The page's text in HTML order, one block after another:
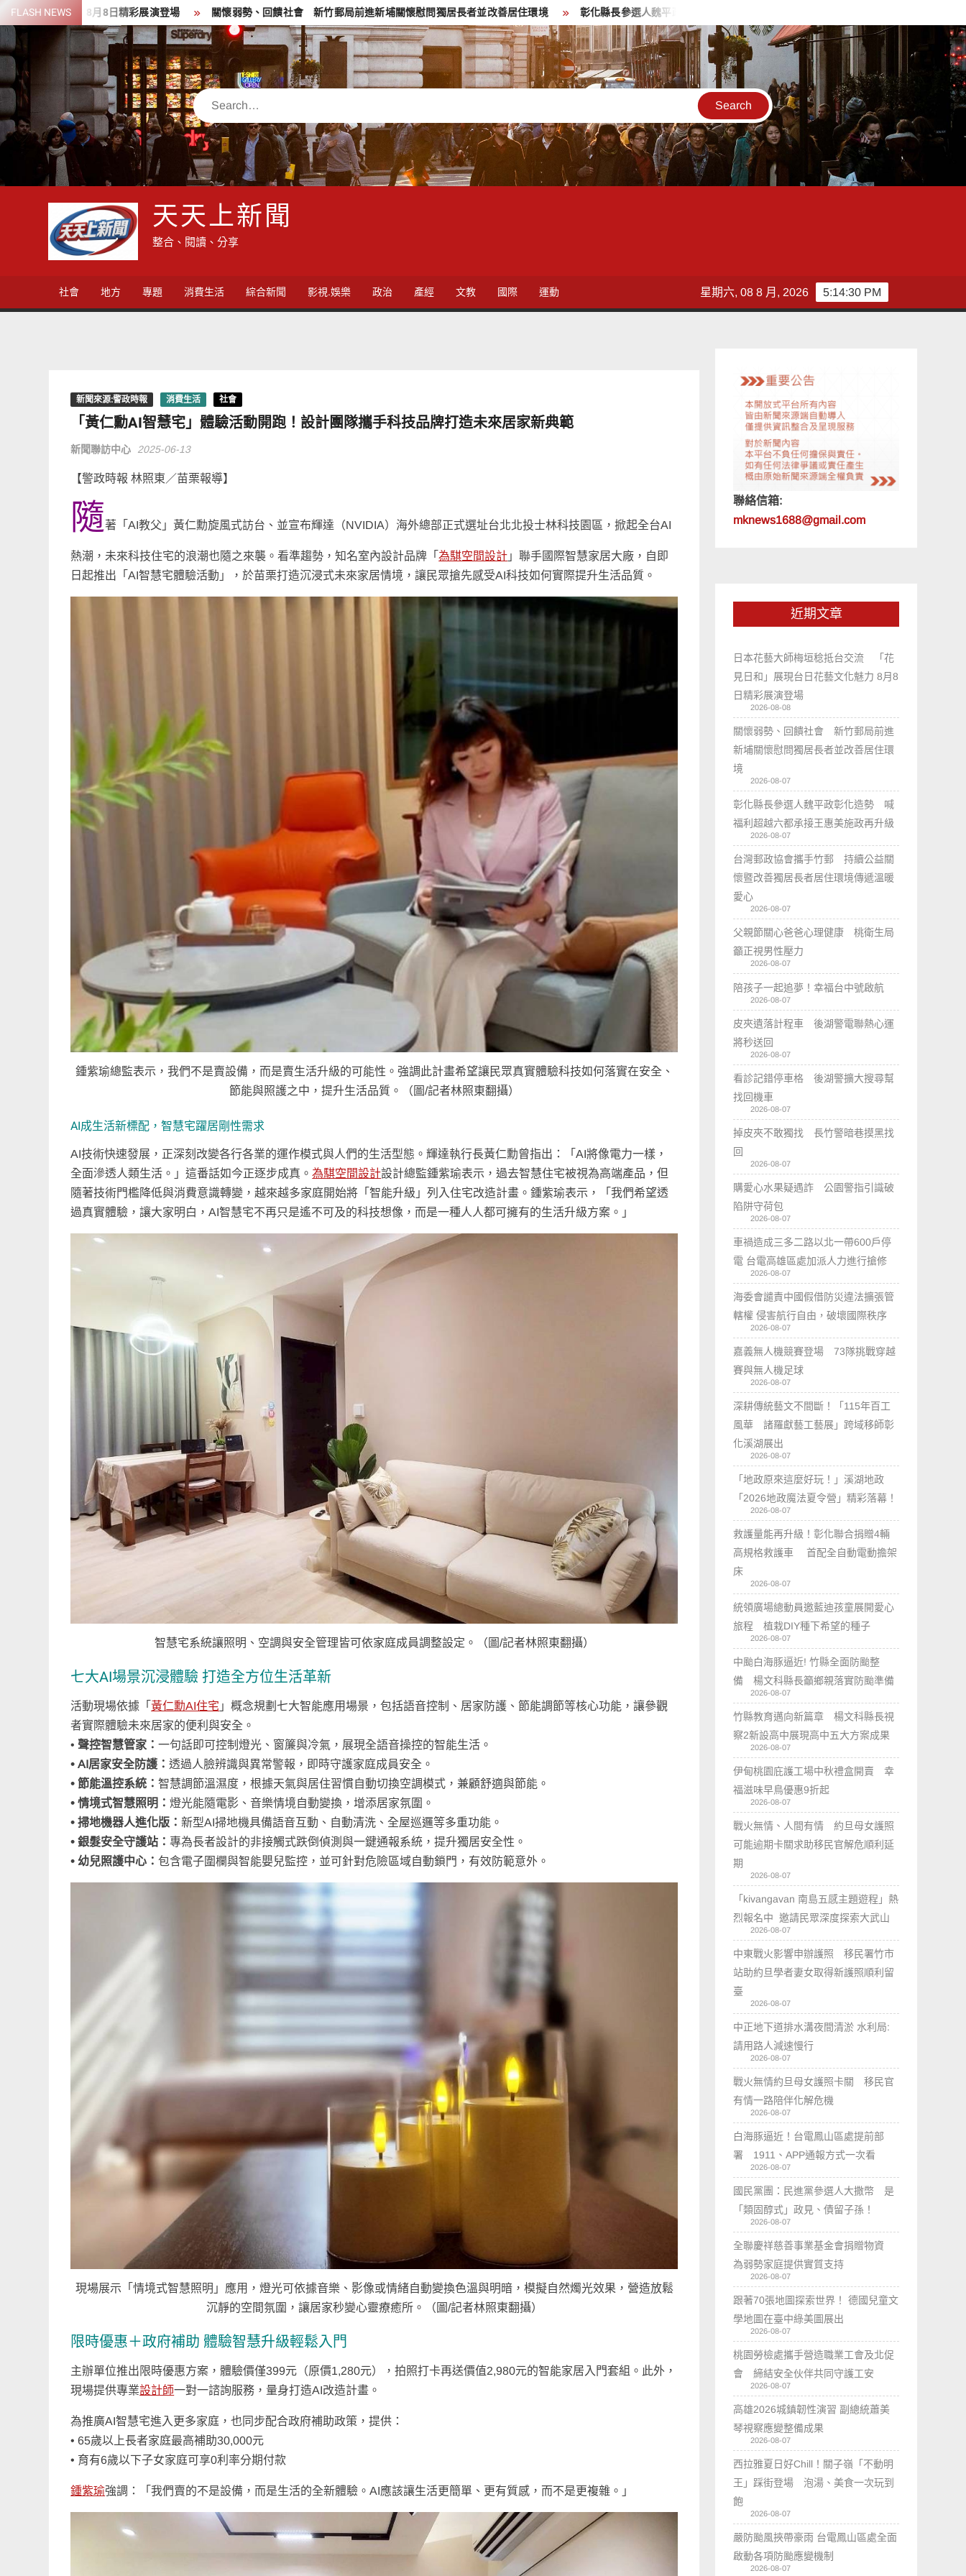
Skip
to
content
FLASH NEWS
8月8日精彩展演登場 關懷弱勢、回饋社會 新竹郵局前進新埔關懷慰問獨居長者並改善居住環境 彰化縣長參選人魏平政彰化造勢 喊福利超越六都承接王惠美施政再升級
Search
天天上新聞
整合、閱讀、分享
社會 地方 專題 消費生活 綜合新聞 影視.娛樂 政治 產經 文教 國際 運動 5:14:32 PM
星期六, 08 8 月, 2026
新聞來源:警政時報 消費生活 社會
「黃仁勳AI智慧宅」體驗活動開跑！設計團隊攜手科技品牌打造未來居家新典範
新聞聯訪中心 2025-06-13
【警政時報 林照東／苗栗報導】
隨著「AI教父」黃仁勳旋風式訪台、並宣布輝達（NVIDIA）海外總部正式選址台北北投士林科技園區，掀起全台AI
熱潮，未來科技住宅的浪潮也隨之來襲。看準趨勢，知名室內設計品牌「為騏空間設計 」聯手國際智慧家居大廠，自即
日起推出「AI智慧宅體驗活動」，於苗栗打造沉浸式未來家居情境，讓民眾搶先感受AI科技如何實際提升生活品質。
鍾紫瑜總監表示，我們不是賣設備，而是賣生活升級的可能性。強調此計畫希望讓民眾真實體驗科技如何落實在安全、
節能與照護之中，提升生活品質。（圖/記者林照東翻攝）
AI成生活新標配，智慧宅躍居剛性需求
AI技術快速發展，正深刻改變各行各業的運作模式與人們的生活型態。輝達執行長黃仁勳曾指出：「AI將像電力一樣，
全面滲透人類生活。」這番話如今正逐步成真。為騏空間設計設計總監鍾紫瑜表示，過去智慧住宅被視為高端產品，但
隨著技術門檻降低與消費意識轉變，越來越多家庭開始將「智能升級」列入住宅改造計畫。鍾紫瑜表示，「我們希望透
過真實體驗，讓大家明白，AI智慧宅不再只是遙不可及的科技想像，而是一種人人都可擁有的生活升級方案。」
智慧宅系統讓照明、空調與安全管理皆可依家庭成員調整設定。（圖/記者林照東翻攝）
七大AI場景沉浸體驗 打造全方位生活革新
活動現場依據「 黃仁勳AI住宅 」概念規劃七大智能應用場景，包括語音控制、居家防護、節能調節等核心功能，讓參觀
者實際體驗未來居家的便利與安全。
•聲控智慧管家：一句話即可控制燈光、窗簾與冷氣，展現全語音操控的智能生活。
• AI居家安全防護：透過人臉辨識與異常警報，即時守護家庭成員安全。
• 節能溫控系統：智慧調節溫濕度，根據天氣與居住習慣自動切換空調模式，兼顧舒適與節能。
• 情境式智慧照明：燈光能隨電影、音樂情境自動變換，增添居家氛圍。
• 掃地機器人進化版：新型AI掃地機具備語音互動、自動清洗、全屋巡邏等多重功能。
• 銀髮安全守護站：專為長者設計的非接觸式跌倒偵測與一鍵通報系統，提升獨居安全性。
• 幼兒照護中心：包含電子圍欄與智能嬰兒監控，並可針對危險區域自動鎖門，有效防範意外。
現場展示「情境式智慧照明」應用，燈光可依據音樂、影像或情緒自動變換色溫與明暗，模擬自然燭光效果，營造放鬆
沉靜的空間氛圍，讓居家秒變心靈療癒所。（圖/記者林照東翻攝）
限時優惠＋政府補助 體驗智慧升級輕鬆入門
主辦單位推出限時優惠方案，體驗價僅399元（原價1,280元），拍照打卡再送價值2,980元的智能家居入門套組。此外，
現場提供專業設計師一對一諮詢服務，量身打造AI改造計畫。
為推廣AI智慧宅進入更多家庭，也同步配合政府補助政策，提供：
• 65歲以上長者家庭最高補助30,000元
• 育有6歲以下子女家庭可享0利率分期付款
鍾紫瑜強調：「我們賣的不是設備，而是生活的全新體驗。AI應該讓生活更簡單、更有質感，而不是更複雜。」
聯絡信箱:
mknews1688@gmail.com
近期文章
日本花藝大師梅垣稔抵台交流 「花
見日和」展現台日花藝文化魅力 8月8
日精彩展演登場
2026-08-08
關懷弱勢、回饋社會 新竹郵局前進
新埔關懷慰問獨居長者並改善居住環
境
2026-08-07
彰化縣長參選人魏平政彰化造勢 喊
福利超越六都承接王惠美施政再升級
2026-08-07
台灣郵政協會攜手竹郵 持續公益關
懷暨改善獨居長者居住環境傳遞溫暖
愛心
2026-08-07
父親節關心爸爸心理健康 桃衛生局
籲正視男性壓力
2026-08-07
陪孩子一起追夢！幸福台中號啟航
2026-08-07
皮夾遺落計程車 後湖警電聯熱心運
將秒送回
2026-08-07
看診記錯停車格 後湖警擴大搜尋幫
找回機車
2026-08-07
掉皮夾不敢獨找 長竹警暗巷摸黑找
回
2026-08-07
購愛心水果疑遇詐 公園警指引識破
陷阱守荷包
2026-08-07
車禍造成三多二路以北一帶600戶停
電 台電高雄區處加派人力進行搶修
2026-08-07
海委會譴責中國假借防災違法擴張管
轄權 侵害航行自由，破壞國際秩序
2026-08-07
嘉義無人機競賽登場 73隊挑戰穿越
賽與無人機足球
2026-08-07
深耕傳統藝文不間斷！「115年百工
風華 諸羅獻藝工藝展」跨域移師彰
化溪湖展出
2026-08-07
「地政原來這麼好玩！」溪湖地政
「2026地政魔法夏令營」精彩落幕！
2026-08-07
救護量能再升級！彰化聯合捐贈4輛
高規格救護車 首配全自動電動擔架
床
2026-08-07
統領廣場總動員邀藍迪孩童展開愛心
旅程 植栽DIY種下希望的種子
2026-08-07
中颱白海豚逼近! 竹縣全面防颱整
備 楊文科縣長籲鄉親落實防颱準備
2026-08-07
竹縣教育邁向新篇章 楊文科縣長視
察2新設高中展現高中五大方案成果
2026-08-07
伊甸桃園庇護工場中秋禮盒開賣 幸
福滋味早鳥優惠9折起
2026-08-07
戰火無情、人間有情 約旦母女護照
可能逾期卡關求助移民官解危順利延
期
2026-08-07
「kivangavan 南島五感主題遊程」熱
烈報名中 邀請民眾深度探索大武山
2026-08-07
中東戰火影響申辦護照 移民署竹市
站助約旦學者妻女取得新護照順利留
臺
2026-08-07
中正地下道排水溝夜間清淤 水利局:
請用路人減速慢行
2026-08-07
戰火無情約旦母女護照卡關 移民官
有情一路陪伴化解危機
2026-08-07
白海豚逼近！台電鳳山區處提前部
署 1911、APP通報方式一次看
2026-08-07
國民黨團：民進黨參選人大撒幣 是
「類固醇式」政見、債留子孫！
2026-08-07
全聯慶祥慈善事業基金會捐贈物資
為弱勢家庭提供實質支持
2026-08-07
跟著70張地圖探索世界！ 德國兒童文
學地圖在臺中綠美圖展出
2026-08-07
桃園勞檢處攜手營造職業工會及北促
會 締結安全伙伴共同守護工安
2026-08-07
高雄2026城鎮韌性演習 副總統蕭美
琴視察應變整備成果
2026-08-07
西拉雅夏日好Chill！關子嶺「不動明
王」踩街登場 泡湯、美食一次玩到
飽
2026-08-07
嚴防颱風挾帶豪雨 台電鳳山區處全面
啟動各項防颱應變機制
2026-08-07